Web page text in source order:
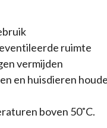
ruimte
vermijden
en huisdieren
boven 50˚C.